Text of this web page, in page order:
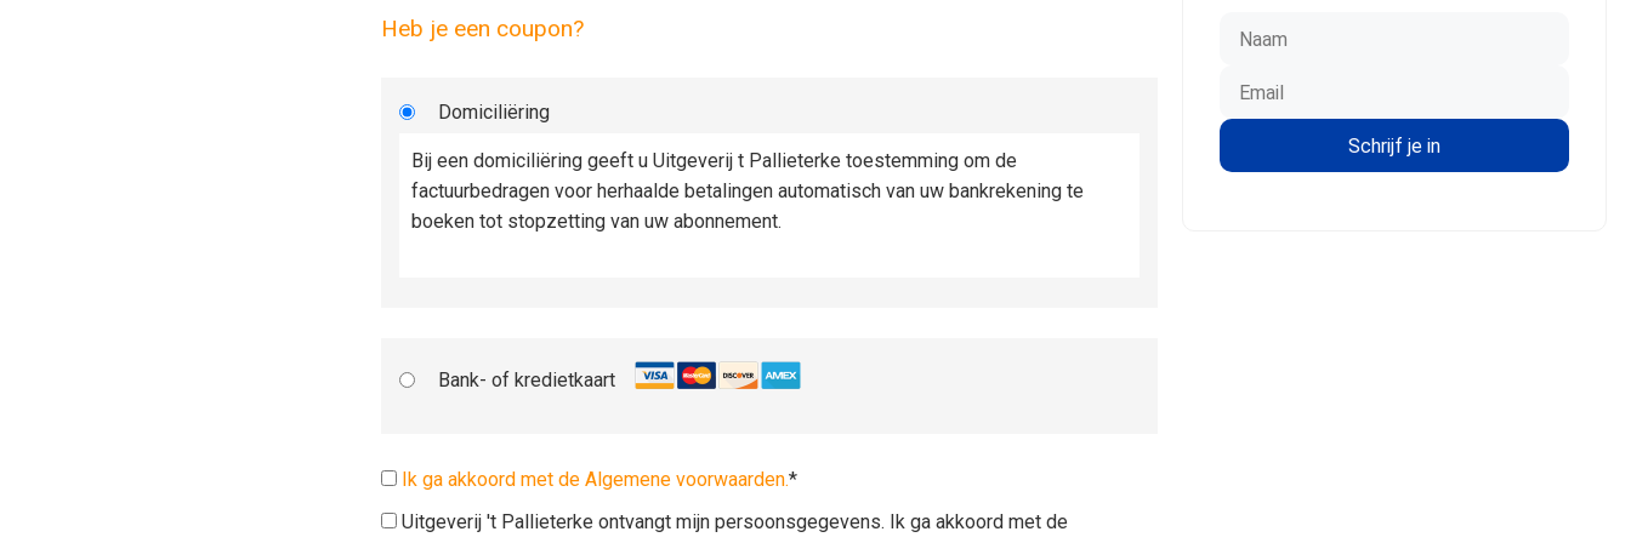
Heb je een coupon?
Domiciliëring
Bij een domiciliëring geeft u Uitgeverij t Pallieterke toestemming om de
factuurbedragen voor herhaalde betalingen automatisch van uw bankrekening te
boeken tot stopzetting van uw abonnement.
Bank- of kredietkaart
Ik ga akkoord met de Algemene voorwaarden.*
Uitgeverij 't Pallieterke ontvangt mijn persoonsgegevens. Ik ga akkoord met de